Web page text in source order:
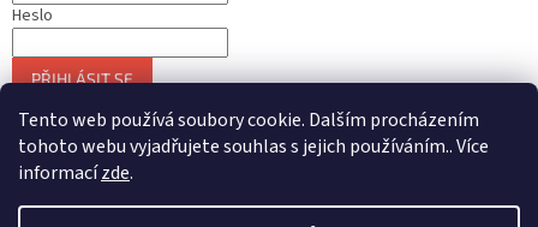
Tento web používá soubory cookie. Dalším procházením
tohoto webu vyjadřujete souhlas s jejich používáním.. Více
informacízde.
Heslo
PŘIHLÁSIT SE
Nová registraceZapomenuté heslo